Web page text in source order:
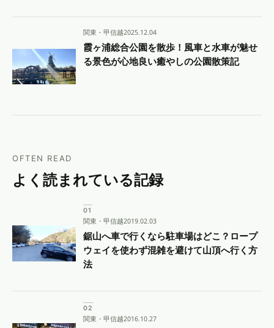
関東・甲信越2025.12.04
霞ヶ浦総合公園を散歩！風車と水車が魅せ
る景色が心地良い癒やしの公園散策記
OFTEN READ
よく読まれている記録
関東・甲信越2019.02.03
鋸山へ車で行くなら駐車場はどこ？ロープ
ウェイを使わず混雑を避けて山頂へ行く方
法
関東・甲信越2016.10.27